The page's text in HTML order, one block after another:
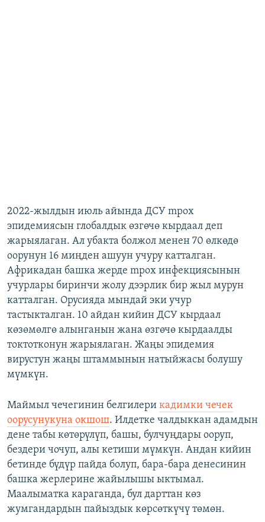
2022-жылдын июль айында ДСУ mpox
эпидемиясын глобалдык өзгөчө кырдаал деп
жарыялаган. Ал убакта болжол менен 70 өлкөдө
оорунун 16 миңден ашуун учуру катталган.
Африкадан башка жерде mpox инфекциясынын
учурлары биринчи жолу дээрлик бир жыл мурун
катталган. Орусияда мындай эки учур
тастыкталган. 10 айдан кийин ДСУ кырдаал
көзөмөлгө алынганын жана өзгөчө кырдаалды
токтотконун жарыялаган. Жаңы эпидемия
вирустун жаңы штаммынын натыйжасы болушу
мүмкүн.
Маймыл чечегинин белгилери кадимки чечек
оорусунукуна окшош. Илдетке чалдыккан адамдын
дене табы көтөрүлүп, башы, булчуңдары ооруп,
бездери чочуп, алы кетиши мүмкүн. Андан кийин
бетинде бүдүр пайда болуп, бара-бара денесинин
башка жерлерине жайылышы ыктымал.
Маалыматка караганда, бул дарттан көз
жумгандардын пайыздык көрсөткүчү төмөн.